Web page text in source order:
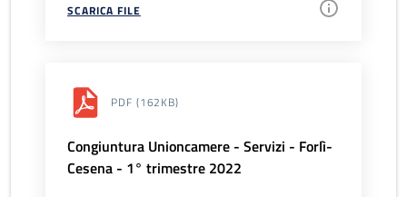
SCARICA FILE
PDF (162KB)
Congiuntura Unioncamere - Servizi - Forlì-
Cesena - 1° trimestre 2022